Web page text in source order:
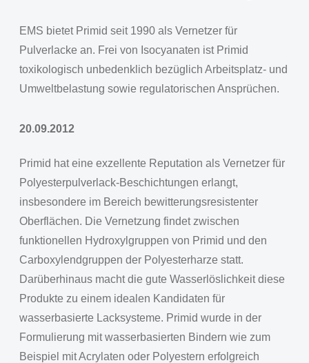
EMS bietet Primid seit 1990 als Vernetzer für
Pulverlacke an. Frei von Isocyanaten ist Primid
toxikologisch unbedenklich bezüglich Arbeitsplatz- und
Umweltbelastung sowie regulatorischen Ansprüchen.
20.09.2012
Primid hat eine exzellente Reputation als Vernetzer für
Polyesterpulverlack-Beschichtungen erlangt,
insbesondere im Bereich bewitterungsresistenter
Oberflächen. Die Vernetzung findet zwischen
funktionellen Hydroxylgruppen von Primid und den
Carboxylendgruppen der Polyesterharze statt.
Darüberhinaus macht die gute Wasserlöslichkeit diese
Produkte zu einem idealen Kandidaten für
wasserbasierte Lacksysteme. Primid wurde in der
Formulierung mit wasserbasierten Bindern wie zum
Beispiel mit Acrylaten oder Polyestern erfolgreich